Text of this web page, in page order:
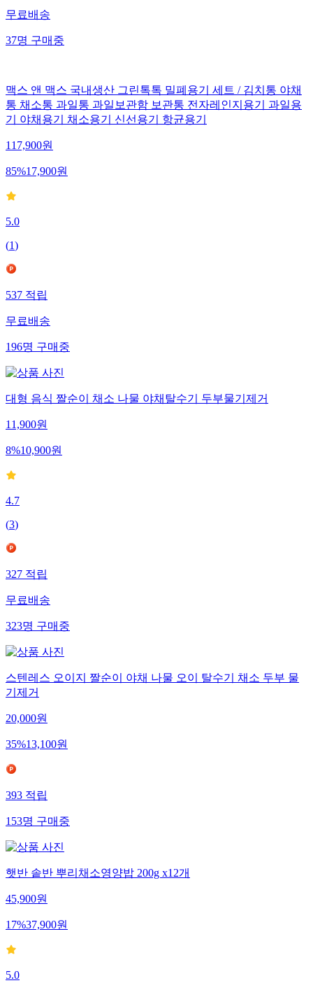
무료배송
37명구매중
맥스 앤 맥스 국내생산 그린톡톡 밀폐용기 세트 / 김치통 야채
통 채소통 과일통 과일보관함 보관통 전자레인지용기 과일용
기 야채용기 채소용기 신선용기 항균용기
117,900원
85%17,900원
5.0
(1)
537적립
무료배송
196명구매중
대형 음식 짤순이 채소 나물 야채탈수기 두부물기제거
11,900원
8%10,900원
4.7
(3)
327적립
무료배송
323명구매중
스텐레스 오이지 짤순이 야채 나물 오이 탈수기 채소 두부 물
기제거
20,000원
35%13,100원
393적립
153명구매중
햇반 솥반 뿌리채소영양밥 200g x12개
45,900원
17%37,900원
5.0